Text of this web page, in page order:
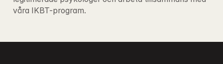
våra IKBT-program.